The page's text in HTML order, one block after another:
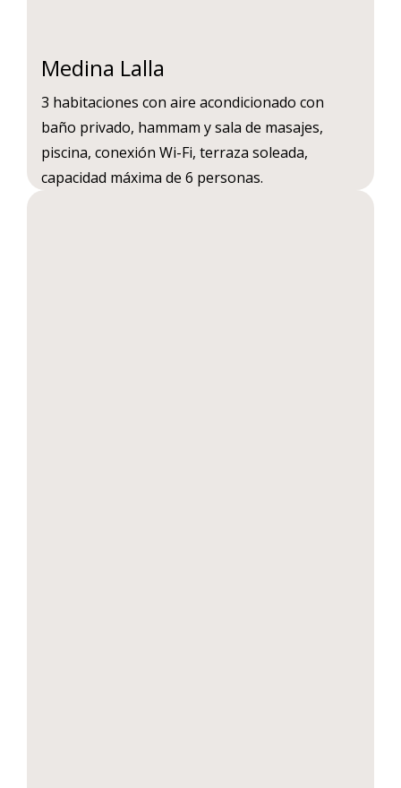
Medina Lalla
3 habitaciones con aire acondicionado con
baño privado, hammam y sala de masajes,
piscina, conexión Wi-Fi, terraza soleada,
capacidad máxima de 6 personas.